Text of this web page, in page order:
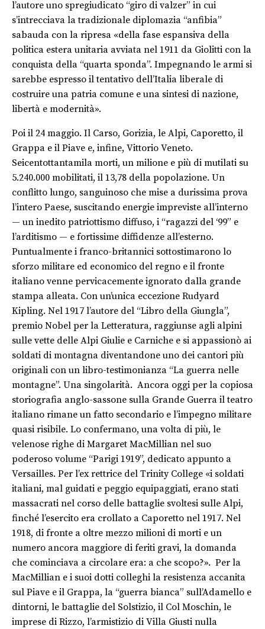
l’autore uno spregiudicato “giro di valzer” in cui
s’intrecciava la tradizionale diplomazia “anfibia”
sabauda con la ripresa «della fase espansiva della
politica estera unitaria avviata nel 1911 da Giolitti con la
conquista della “quarta sponda”. Impegnando le armi si
sarebbe espresso il tentativo dell’Italia liberale di
costruire una patria comune e una sintesi di nazione,
libertà e modernità».
Poi il 24 maggio. Il Carso, Gorizia, le Alpi, Caporetto, il
Grappa e il Piave e, infine, Vittorio Veneto.
Seicentottantamila morti, un milione e più di mutilati su
5.240.000 mobilitati, il 13,78 della popolazione. Un
conflitto lungo, sanguinoso che mise a durissima prova
l’intero Paese, suscitando energie impreviste all’interno
— un inedito patriottismo diffuso, i “ragazzi del ‘99” e
l’arditismo — e fortissime diffidenze all’esterno.
Puntualmente i franco-britannici sottostimarono lo
sforzo militare ed economico del regno e il fronte
italiano venne pervicacemente ignorato dalla grande
stampa alleata. Con un’unica eccezione Rudyard
Kipling. Nel 1917 l’autore del “Libro della Giungla”,
premio Nobel per la Letteratura, raggiunse agli alpini
sulle vette delle Alpi Giulie e Carniche e si appassionò ai
soldati di montagna diventandone uno dei cantori più
originali con un libro-testimonianza “La guerra nelle
montagne”. Una singolarità. Ancora oggi per la copiosa
storiografia anglo-sassone sulla Grande Guerra il teatro
italiano rimane un fatto secondario e l’impegno militare
quasi risibile. Lo confermano, una volta di più, le
velenose righe di Margaret MacMillian nel suo
poderoso volume “Parigi 1919”, dedicato appunto a
Versailles. Per l’ex rettrice del Trinity College «i soldati
italiani, mal guidati e peggio equipaggiati, erano stati
massacrati nel corso delle battaglie svoltesi sulle Alpi,
finché l’esercito era crollato a Caporetto nel 1917. Nel
1918, di fronte a oltre mezzo milioni di morti e un
numero ancora maggiore di feriti gravi, la domanda
che cominciava a circolare era: a che scopo?». Per la
MacMillian e i suoi dotti colleghi la resistenza accanita
sul Piave e il Grappa, la “guerra bianca” sull’Adamello e
dintorni, le battaglie del Solstizio, il Col Moschin, le
imprese di Rizzo, l’armistizio di Villa Giusti nulla